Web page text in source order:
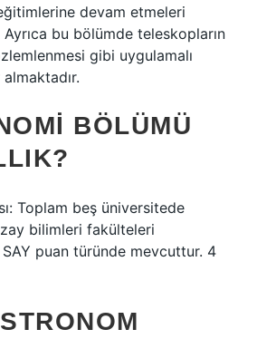
devam etmeleri
bu bölümde teleskopların
gibi uygulamalı
BÖLÜMÜ
Toplam beş üniversitede
bilimleri fakülteleri
SAY puan türünde mevcuttur. 4